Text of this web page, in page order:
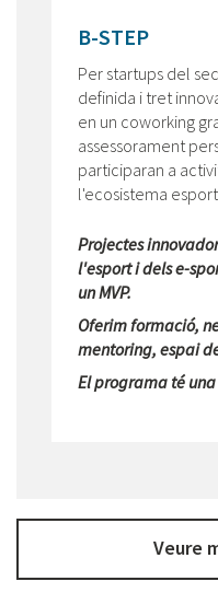
B-STEP
Per startups del
definida i tret
en un coworking
assessorament
participaran a
l'ecosistema
Projectes
l'esport i dels e-
un MVP.
Oferim formació,
mentoring, espai
El programa té
Veure